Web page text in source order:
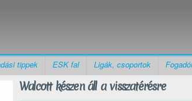
tippek ESK fal Ligák, csoportok
Walcott készen áll a visszatérésre